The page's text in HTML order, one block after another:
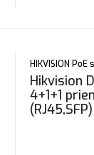
HIKVISION
Hikvision
4+1+1
(RJ45,SFP)